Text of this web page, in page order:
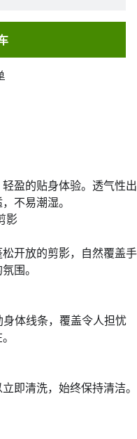
盈的贴身体验。透气性出
不易潮湿。
影
开放的剪影，自然覆盖手
围。
体线条，覆盖令人担忧
即清洗，始终保持清洁。